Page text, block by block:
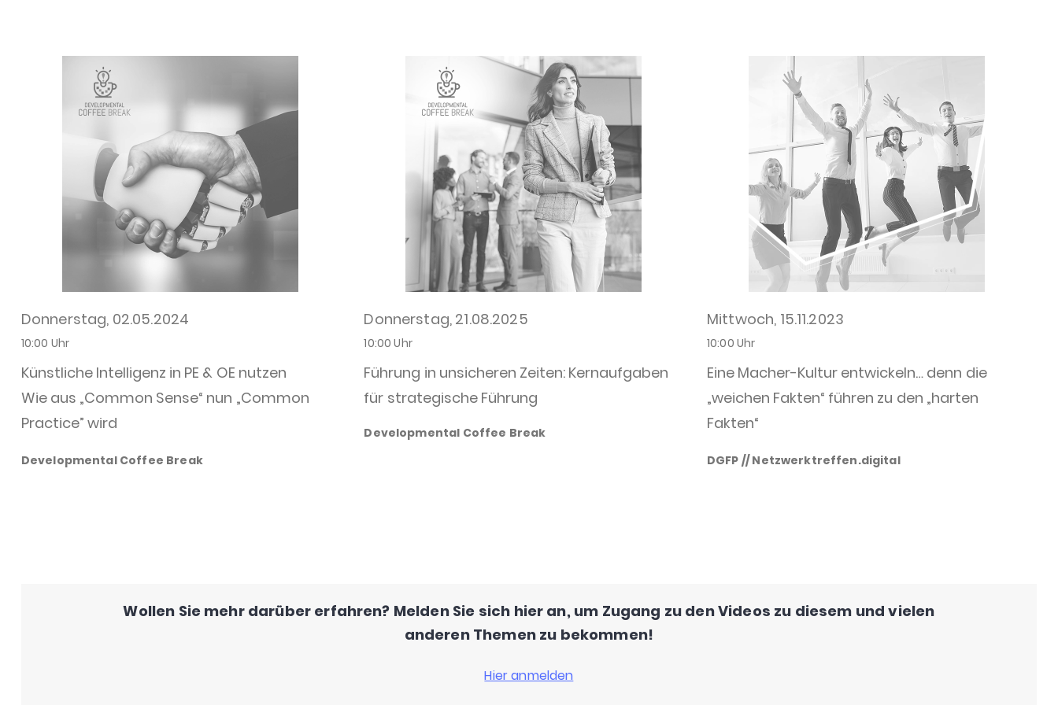
Donnerstag, 02.05.2024
10:00 Uhr
Künstliche Intelligenz in PE & OE nutzen
Wie aus „Common Sense“ nun „Common
Practice” wird
Developmental Coffee Break
Donnerstag, 21.08.2025
10:00 Uhr
Führung in unsicheren Zeiten: Kernaufgaben
für strategische Führung
Developmental Coffee Break
Mittwoch, 15.11.2023
10:00 Uhr
Eine Macher-Kultur entwickeln… denn die
„weichen Fakten“ führen zu den „harten
Fakten“
DGFP // Netzwerktreffen.digital
Wollen Sie mehr darüber erfahren? Melden Sie sich hier an, um Zugang zu den Videos zu diesem und vielen
anderen Themen zu bekommen!